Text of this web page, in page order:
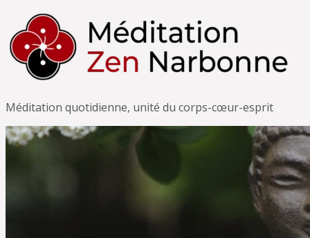
Méditation quotidienne, unité du corps-cœur-esprit